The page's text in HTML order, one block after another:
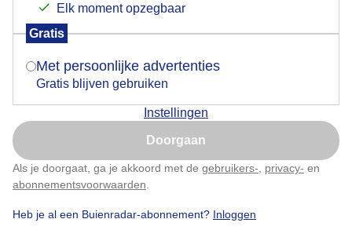
Elk moment opzegbaar
Gratis
Met persoonlijke advertenties
Gratis blijven gebruiken
Instellingen
Doorgaan
Als je doorgaat, ga je akkoord met de gebruikers- privacy- en
abonnementsvoorwaarden
Heb je al een Buienradar-abonnement? Inloggen
Vanmiddag
Is goed, toon de popup
Nu niet, misschien later
Klik hierom dit aan te passen